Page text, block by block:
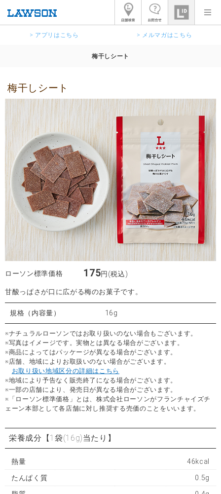
> アプリはこちら > メルマガはこちら
梅干しシート
梅干しシート
ローソン標準価格 175円(税込)
甘酸っぱさが口に広がる梅のお菓子です。
規格（内容量） 16g
※ナチュラルローソンではお取り扱いのない場合もございます。
※写真はイメージです。実物とは異なる場合がございます。
※商品によってはパッケージが異なる場合がございます。
※店舗、地域によりお取扱いのない場合がございます。
お取り扱い地域区分の詳細はこちら
※地域により予告なく販売終了になる場合がございます。
※一部の店舗により、発売日が異なる場合がございます。
※「ローソン標準価格」とは、株式会社ローソンがフランチャイズチ
ェーン本部として各店舗に対し推奨する売価のことをいいます。
栄養成分 【1袋(16g)当たり】
熱量 46kcal
たんぱく質 0.5g